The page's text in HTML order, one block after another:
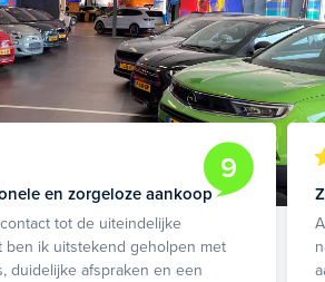
9
en zorgeloze aankoop
tot de uiteindelijke
ben ik uitstekend geholpen met
duidelijke afspraken en een